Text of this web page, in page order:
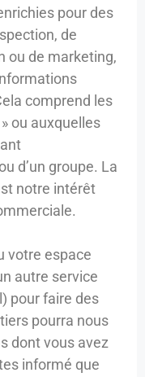
pour des
de
ou de marketing,
comprend les
ou auxquelles
d’un groupe. La
notre intérêt
votre espace
autre service
pour faire des
pourra nous
dont vous avez
informé que